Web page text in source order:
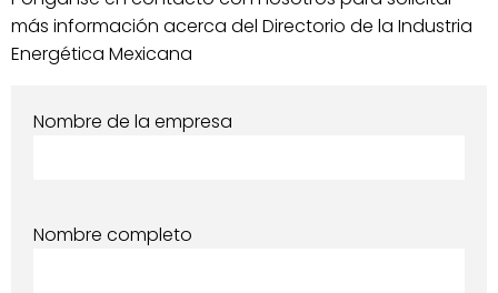
más información acerca del Directorio de la Industria
Energética Mexicana
Nombre de la empresa
Nombre completo